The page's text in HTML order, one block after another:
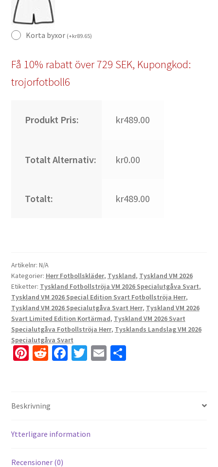
Korta byxor (+kr89.65)
Få 10% rabatt över 729 SEK, Kupongkod:
trojorfotboll6
Produkt Pris: kr489.00
Totalt Alternativ: kr0.00
Totalt: kr489.00
Artikelnr: N/A
Kategorier: Herr Fotbollskläder, Tyskland, Tyskland VM 2026
Etiketter: Tyskland Fotbollströja VM 2026 Specialutgåva Svart,
Tyskland VM 2026 Special Edition Svart Fotbollströja Herr,
Tyskland VM 2026 Specialutgåva Svart Herr, Tyskland VM 2026
Svart Limited Edition Kortärmad, Tyskland VM 2026 Svart
Specialutgåva Fotbollströja Herr, Tysklands Landslag VM 2026
Specialutgåva Svart
Pi
es
R
di
t
Fa
k
T E D
Beskrivning
Ytterligare information
Recensioner (0)